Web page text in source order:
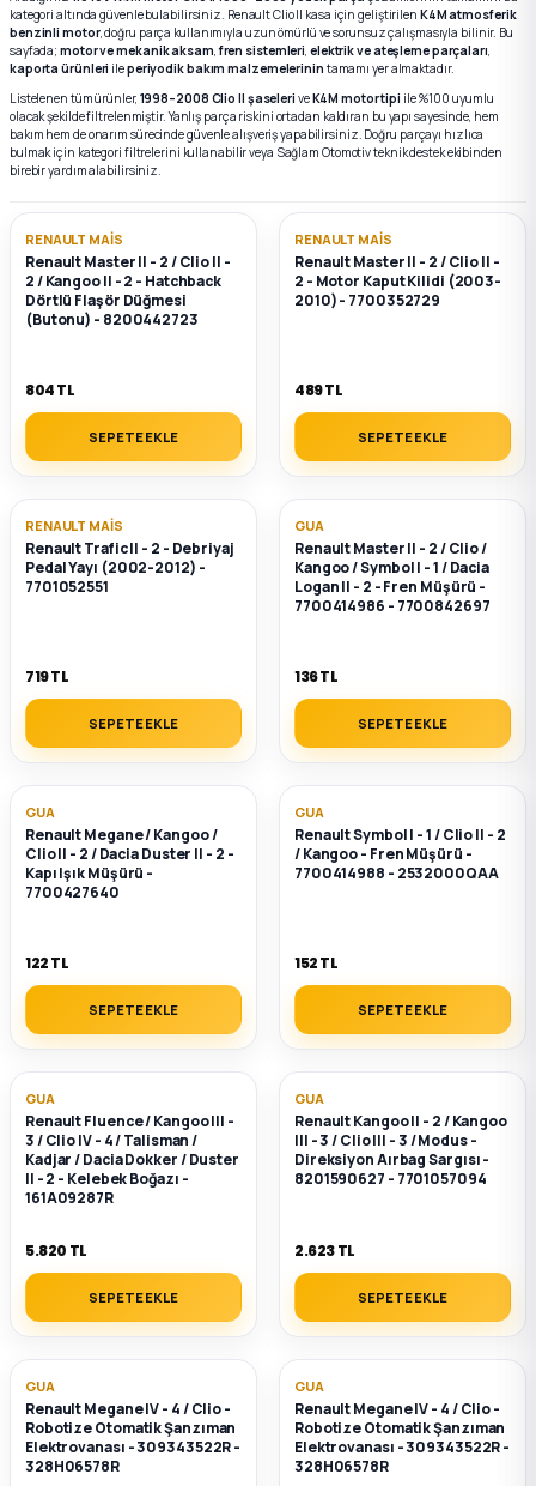
Parça
Parça
Parça
Parça
Megane E-TECH Yedek Parça
Sedan
Parça
Parça
Parça
Parça
Parça
kategori altında güvenle bulabilirsiniz. Renault Clio II kasa için geliştirilen K4M atmosferik
benzinli motor, doğru parça kullanımıyla uzun ömürlü ve sorunsuz çalışmasıyla bilinir. Bu
sayfada;motor ve mekanik aksam,fren sistemleri, elektrik ve ateşleme parçaları,
kaporta ürünleri ileperiyodik bakım malzemelerinin tamamı yer almaktadır.
Listelenen tüm ürünler, 1998–2008 Clio II şaseleri veK4M motor tipi ile %100 uyumlu
olacak şekilde filtrelenmiştir. Yanlış parça riskini ortadan kaldıran bu yapı sayesinde, hem
bakım hem de onarım sürecinde güvenle alışveriş yapabilirsiniz. Doğru parçayı hızlıca
bulmak için kategori filtrelerini kullanabilir veya Sağlam Otomotiv teknik destek ekibinden
birebir yardım alabilirsiniz.
RENAULT MAIS
Renault Master II - 2 / Clio II -
2 / Kangoo II - 2 - Hatchback
Dörtlü Flaşör Düğmesi
(Butonu) - 8200442723
804 TL
SEPETE EKLE
RENAULT MAIS
Renault Master II - 2 / Clio II -
2 - Motor Kaput Kilidi (2003-
2010) - 7700352729
489 TL
SEPETE EKLE
RENAULT MAIS
Renault Trafic II - 2 - Debriyaj
Pedal Yayı (2002-2012) -
7701052551
719 TL
SEPETE EKLE
GUA
Renault Master II - 2 / Clio /
Kangoo / Symbol I - 1 / Dacia
Logan II - 2 - Fren Müşürü -
7700414986 - 7700842697
136 TL
SEPETE EKLE
GUA
Renault Megane / Kangoo /
Clio II - 2 / Dacia Duster II - 2 -
Kapı Işık Müşürü -
7700427640
122 TL
SEPETE EKLE
GUA
Renault Symbol I - 1 / Clio II - 2
/ Kangoo - Fren Müşürü -
7700414988 - 2532000QAA
152 TL
SEPETE EKLE
GUA
Renault Fluence / Kangoo III -
3 / Clio IV - 4 / Talisman /
Kadjar / Dacia Dokker / Duster
II - 2 - Kelebek Boğazı -
161A09287R
5.820 TL
SEPETE EKLE
GUA
Renault Kangoo II - 2 / Kangoo
III - 3 / Clio III - 3 / Modus -
Direksiyon Aırbag Sargısı -
8201590627 - 7701057094
2.623 TL
SEPETE EKLE
GUA
Renault Megane IV - 4 / Clio -
Robotize Otomatik Şanzıman
Elektrovanası - 309343522R -
328H06578R
GUA
Renault Megane IV - 4 / Clio -
Robotize Otomatik Şanzıman
Elektrovanası - 309343522R -
328H06578R